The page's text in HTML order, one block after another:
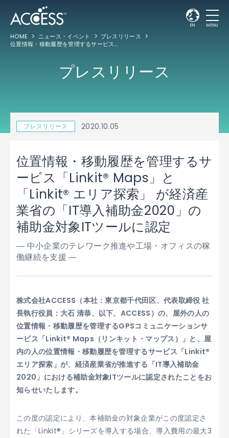
EN MENU
HOME ニュース・イベント
プレスリリース
位置情報・移動履歴を管理するサービス「Linkit® Maps」と「Linkit® エリア探索」 が経済産業省の「IT導入補助金2020」の補助金対象ITツールに認定
プレスリリース
プレスリリース 2020.10.05
位置情報・移動履歴を管理するサ
ービス「Linkit® Maps」と
「Linkit® エリア探索」 が経済産
業省の「IT導入補助金2020」の
補助金対象ITツールに認定
― 中小企業のテレワーク推進や工場・オフィスの稼
働継続を支援 ―
株式会社ACCESS（本社：東京都千代田区、代表取締役 社
長執行役員：大石 清恭、以下、ACCESS）の、屋外の人の
位置情報・移動履歴を管理するGPSコミュニケーションサ
ービス「Linkit® Maps（リンキット・マップス）」と、屋
内の人の位置情報・移動履歴を管理するサービス「Linkit®
エリア探索」が、経済産業省が推進する「IT導入補助金
2020」における補助金対象ITツールに認定されたことをお
知らせいたします。
この度の認定により、本補助金の対象企業がこの度認定さ
れた「Linkit®」シリーズを導入する場合、導入費用の最大3